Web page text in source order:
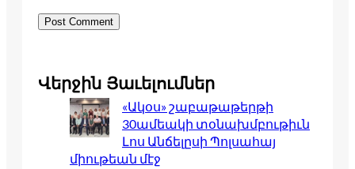
Վերջին Յաւելումներ
«Ակօս» շաբաթաթերթի
30ամեակի տօնախմբութիւն
Լոս Անճելըսի Պոլսահայ
միութեան մէջ